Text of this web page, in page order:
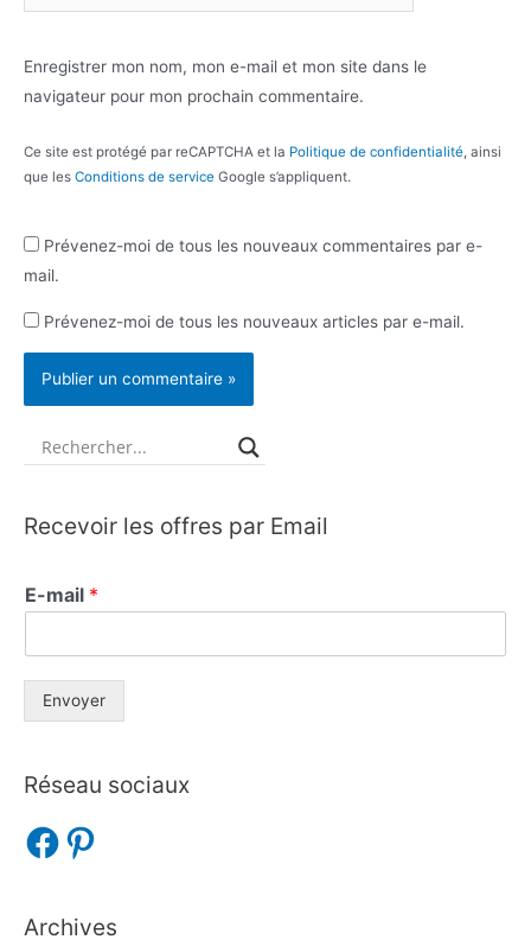
Enregistrer mon nom, mon e-mail et mon site dans le
navigateur pour mon prochain commentaire.
Ce site est protégé par reCAPTCHA et la Politique de confidentialité , ainsi
que les Conditions de service Google s’appliquent.
Prévenez-moi de tous les nouveaux commentaires par e-
mail.
Prévenez-moi de tous les nouveaux articles par e-mail.
Recevoir les offres par Email
E-mail *
Envoyer
Réseau sociaux
Archives